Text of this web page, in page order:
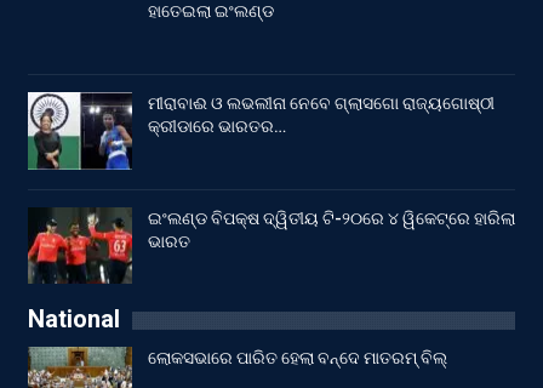
ହାତେଇଲା ଇଂଲଣ୍ଡ
ମୀରାବାଈ ଓ ଲଭଲୀନା ନେବେ ଗ୍ଲାସଗୋ ରାଜ୍ୟଗୋଷ୍ଠୀ
କ୍ରୀଡାରେ ଭାରତର…
ଇଂଲଣ୍ଡ ବିପକ୍ଷ ଦ୍ୱିତୀୟ ଟି-୨୦ରେ ୪ ୱିକେଟ୍‌ରେ ହାରିଲା
ଭାରତ
National
ଲୋକସଭାରେ ପାରିତ ହେଲା ବନ୍ଦେ ମାତରମ୍‌ ବିଲ୍‌